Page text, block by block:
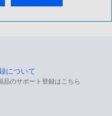
について
品のサポート登録はこちら